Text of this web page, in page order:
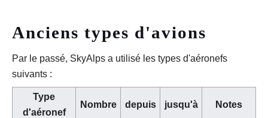
Anciens types d'avions
Par le passé, SkyAlps a utilisé les types d'aéronefs
suivants :
Type
d'aéronef
Nombre depuis jusqu'à Notes